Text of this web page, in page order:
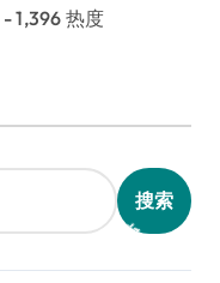
- 1,396 热度
搜索